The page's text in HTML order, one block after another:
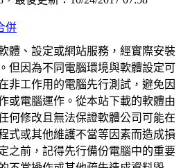
併
體、設定或網站服務，經實際安裝
但因為不同電腦環境與軟體設定可
非工作用的電腦先行測試，避免因
或電腦運作。從本站下載的軟體由
何修改且無法保證軟體公司可能在
式或其他維護不當等因素而造成損
之前，記得先行備份電腦中的重要